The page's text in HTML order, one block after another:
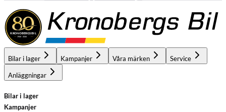
Bilar i lager Kampanjer Våra märken Service
Anläggningar
Bilar i lager
Kampanjer